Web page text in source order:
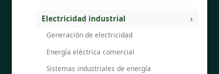
Electricidad industrial
Generación de electricidad
Energía eléctrica comercial
Sistemas industriales de energía